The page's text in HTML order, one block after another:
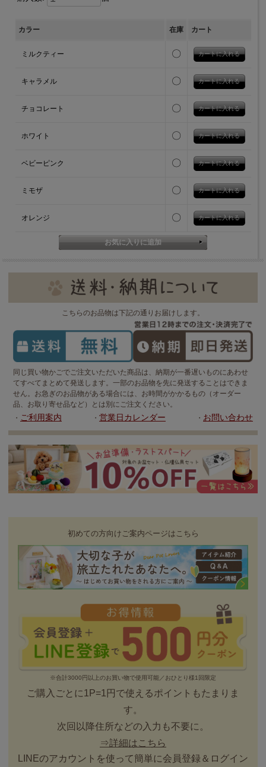
カラー 在庫 カート
ミルクティー 〇
キャラメル 〇
チョコレート 〇
ホワイト 〇
ベビーピンク 〇
ミモザ 〇
オレンジ 〇
こちらのお品物は下記の通りお届けします。
同じ買い物かごでご注文いただいた商品は、納期が一番遅いものにあわせ
てすべてまとめて発送します。一部のお品物を先に発送することはできま
せん。お急ぎのお品物がある場合には、お時間がかかるもの（オーダー
品、お取り寄せ品など）とは別にご注文ください。
・ ご利用案内 ・ 営業日カレンダー ・ お問い合わせ
初めての方向けご案内ページはこちら
※合計3000円以上のお買い物で使用可能／おひとり様1回限定
ご購入ごとに1P=1円で使えるポイントもたまりま
す。
次回以降住所などの入力も不要に。
⇒詳細はこちら
LINEのアカウントを使って簡単に会員登録＆ログイン